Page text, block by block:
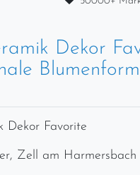
Dekor
Dekor Favorite
Zell am Harmersbach